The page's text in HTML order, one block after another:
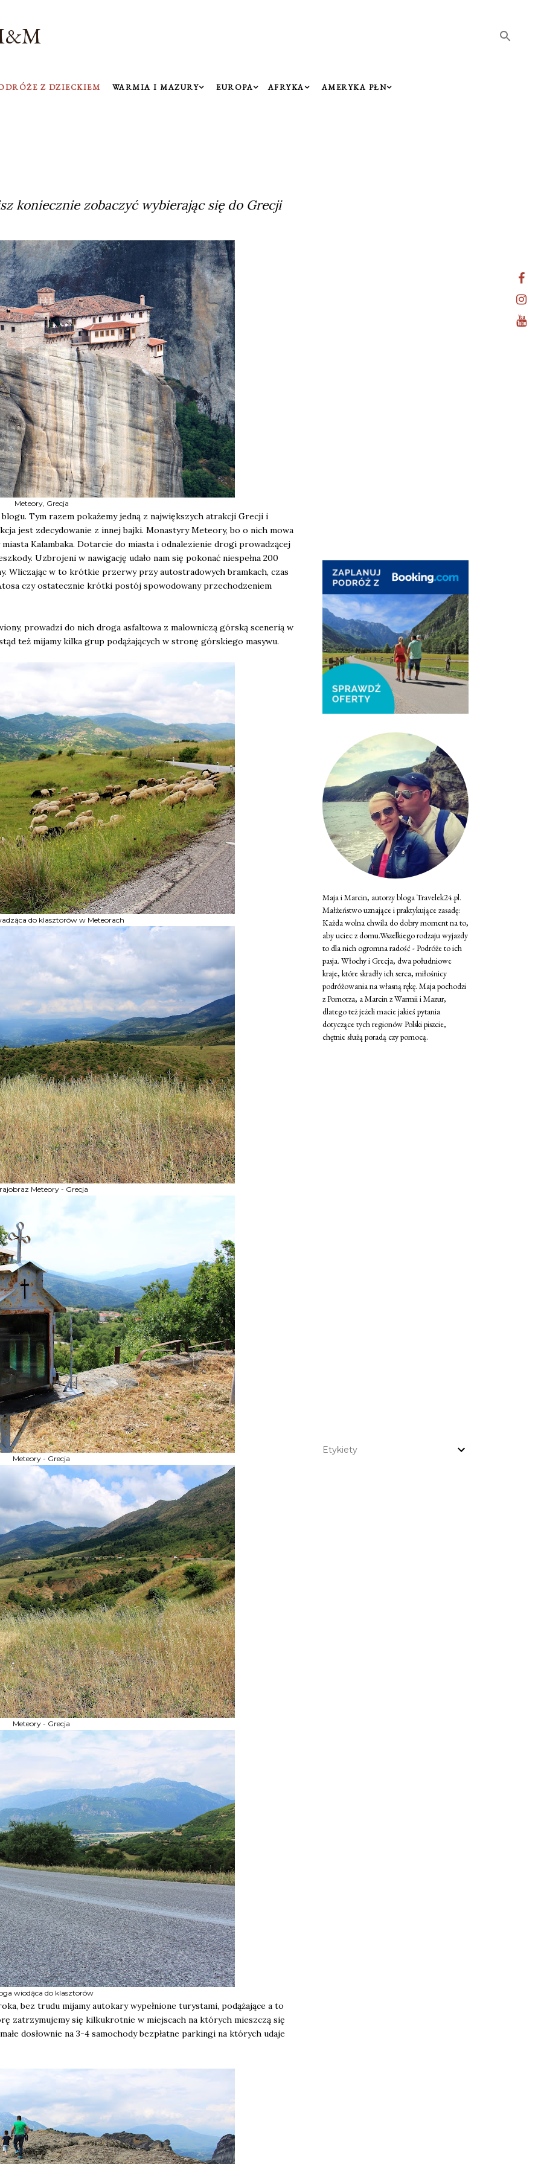
Z DZIECKIEM WARMIA I MAZURY EUROPA AFRYKA AMERYKA PŁN
koniecznie zobaczyć wybierając się do Grecji
Meteory, Grecja
Tym razem pokażemy jedną z największych atrakcji Grecji i
jest zdecydowanie z innej bajki. Monastyry Meteory, bo o nich mowa
Kalambaka. Dotarcie do miasta i odnalezienie drogi prowadzącej
Uzbrojeni w nawigację udało nam się pokonać niespełna 200
Wliczając w to krótkie przerwy przy autostradowych bramkach, czas
czy ostatecznie krótki postój spowodowany przechodzeniem
prowadzi do nich droga asfaltowa z malowniczą górską scenerią w
też mijamy kilka grup podążających w stronę górskiego masywu.
do klasztorów w Meteorach
Meteory - Grecja
Meteory - Grecja
Meteory - Grecja
wiodąca do klasztorów
bez trudu mijamy autokary wypełnione turystami, podążające a to
zatrzymujemy się kilkukrotnie w miejscach na których mieszczą się
dosłownie na 3-4 samochody bezpłatne parkingi na których udaje
Maja i Marcin, autorzy bloga Travelek24.pl.
Małżeństwo uznające i praktykujące zasadę:
Każda wolna chwila do dobry moment na to,
aby uciec z domu.Wszelkiego rodzaju wyjazdy
to dla nich ogromna radość - Podróże to ich
pasja. Włochy i Grecja, dwa południowe
kraje, które skradły ich serca, miłośnicy
podróżowania na własną rękę. Maja pochodzi
z Pomorza, a Marcin z Warmii i Mazur,
dlatego też jeżeli macie jakieś pytania
dotyczące tych regionów Polski piszcie,
chętnie służą poradą czy pomocą.
Etykiety